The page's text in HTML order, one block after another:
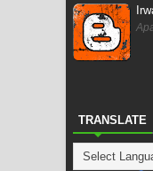
TRANSLATE